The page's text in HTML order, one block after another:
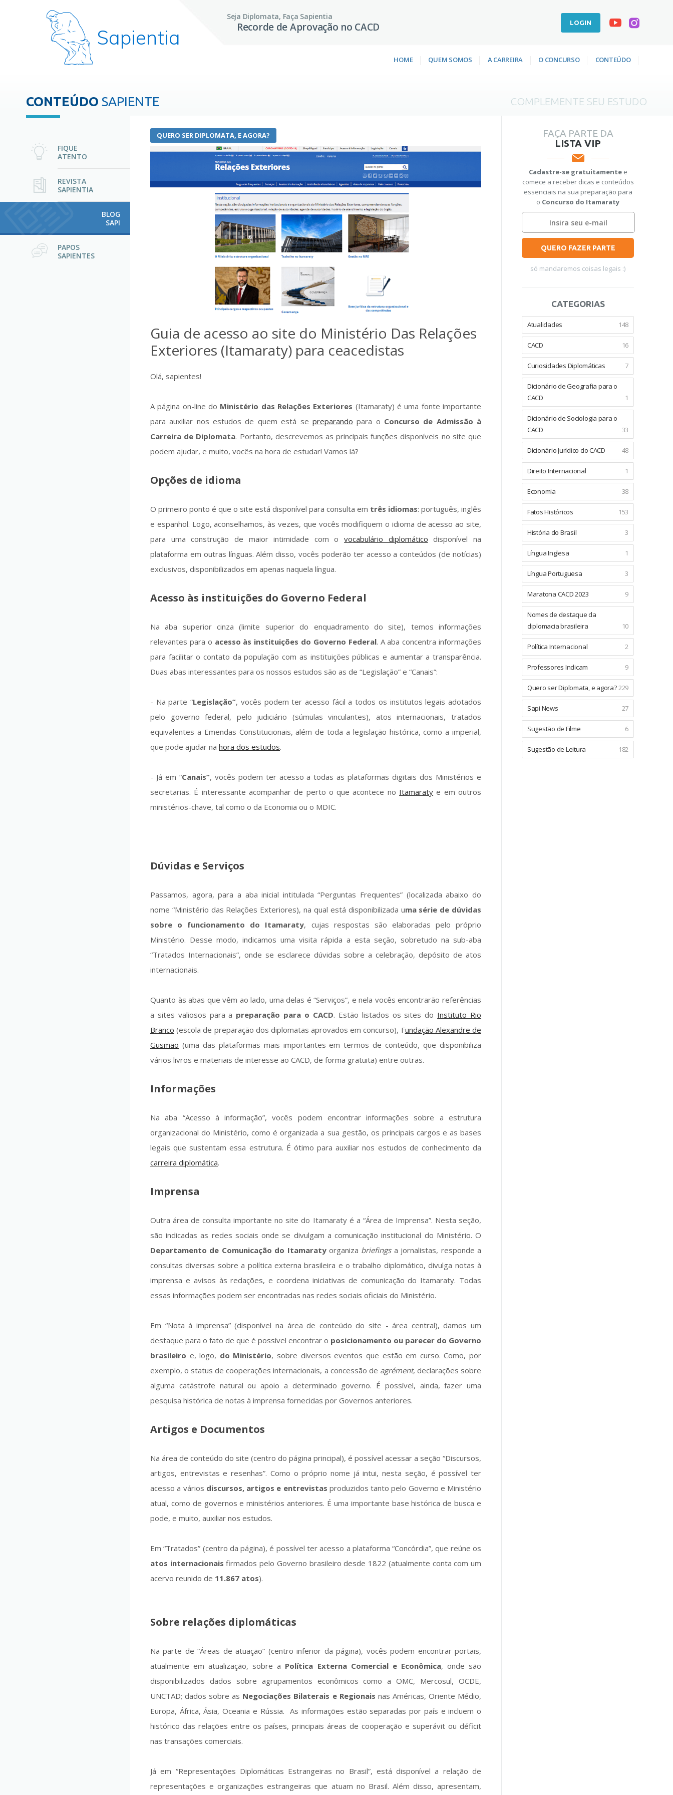
Sapientia
Seja Diplomata, Faça Sapientia
Recorde de Aprovação no CACD LOGIN
HOME QUEM SOMOS A CARREIRA O CONCURSO CONTEÚDO
CONTEÚDO SAPIENTE COMPLEMENTE SEU ESTUDO
FIQUE
ATENTO
REVISTA
SAPIENTIA
BLOG
SAPI
PAPOS
SAPIENTES
QUERO SER DIPLOMATA, E AGORA?
Guia de acesso ao site do Ministério Das Relações
Exteriores (Itamaraty) para ceacedistas
Olá, sapientes!
A página on-line do Ministério das Relações Exteriores (Itamaraty) é uma fonte importante
para auxiliar nos estudos de quem está se preparando para o Concurso de Admissão à
Carreira de Diplomata. Portanto, descrevemos as principais funções disponíveis no site que
podem ajudar, e muito, vocês na hora de estudar! Vamos lá?
Opções de idioma
O primeiro ponto é que o site está disponível para consulta em três idiomas: português, inglês
e espanhol. Logo, aconselhamos, às vezes, que vocês modifiquem o idioma de acesso ao site,
para uma construção de maior intimidade com ovocabulário diplomático disponível na
plataforma em outras línguas. Além disso, vocês poderão ter acesso a conteúdos (de notícias)
exclusivos, disponibilizados em apenas naquela língua.
Acesso às instituições do Governo Federal
Na aba superior cinza (limite superior do enquadramento do site), temos informações
relevantes para o acesso às instituições do Governo Federal. A aba concentra informações
para facilitar o contato da população com as instituições públicas e aumentar a transparência.
Duas abas interessantes para os nossos estudos são as de “Legislação” e “Canais”:
- Na parte “Legislação”, vocês podem ter acesso fácil a todos os institutos legais adotados
pelo governo federal, pelo judiciário (súmulas vinculantes), atos internacionais, tratados
equivalentes a Emendas Constitucionais, além de toda a legislação histórica, como a imperial,
que pode ajudar na hora dos estudos.
- Já em “Canais”, vocês podem ter acesso a todas as plataformas digitais dos Ministérios e
secretarias. É interessante acompanhar de perto o que acontece no Itamaraty e em outros
ministérios-chave, tal como o da Economia ou o MDIC.
Dúvidas e Serviços
Passamos, agora, para a aba inicial intitulada “Perguntas Frequentes” (localizada abaixo do
nome “Ministério das Relações Exteriores), na qual está disponibilizada uma série de dúvidas
sobre o funcionamento do Itamaraty, cujas respostas são elaboradas pelo próprio
Ministério. Desse modo, indicamos uma visita rápida a esta seção, sobretudo na sub-aba
“Tratados Internacionais”, onde se esclarece dúvidas sobre a celebração, depósito de atos
internacionais.
Quanto às abas que vêm ao lado, uma delas é “Serviços”, e nela vocês encontrarão referências
a sites valiosos para a preparação para o CACD. Estão listados os sites do Instituto Rio
Branco (escola de preparação dos diplomatas aprovados em concurso), Fundação Alexandre de
Gusmão (uma das plataformas mais importantes em termos de conteúdo, que disponibiliza
vários livros e materiais de interesse ao CACD, de forma gratuita) entre outras.
Informações
Na aba “Acesso à informação”, vocês podem encontrar informações sobre a estrutura
organizacional do Ministério, como é organizada a sua gestão, os principais cargos e as bases
legais que sustentam essa estrutura. É ótimo para auxiliar nos estudos de conhecimento da
carreira diplomática.
Imprensa
Outra área de consulta importante no site do Itamaraty é a “Área de Imprensa”. Nesta seção,
são indicadas as redes sociais onde se divulgam a comunicação institucional do Ministério. O
Departamento de Comunicação do Itamaratyorganiza briefingsa jornalistas, responde a
consultas diversas sobre a política externa brasileira e o trabalho diplomático, divulga notas à
imprensa e avisos às redações, e coordena iniciativas de comunicação do Itamaraty. Todas
essas informações podem ser encontradas nas redes sociais oficiais do Ministério.
Em “Nota à imprensa” (disponível na área de conteúdo do site - área central), damos um
destaque para o fato de que é possível encontrar o posicionamento ou parecer do Governo
brasileiro e, logo, do Ministério, sobre diversos eventos que estão em curso. Como, por
exemplo, o status de cooperações internacionais, a concessão de agrément, declarações sobre
alguma catástrofe natural ou apoio a determinado governo. É possível, ainda, fazer uma
pesquisa histórica de notas à imprensa fornecidas por Governos anteriores.
Artigos e Documentos
Na área de conteúdo do site (centro do página principal), é possível acessar a seção “Discursos,
artigos, entrevistas e resenhas”. Como o próprio nome já intui, nesta seção, é possível ter
acesso a vários discursos, artigos e entrevistas produzidos tanto pelo Governo e Ministério
atual, como de governos e ministérios anteriores. É uma importante base histórica de busca e
pode, e muito, auxiliar nos estudos.
Em “Tratados” (centro da página), é possível ter acesso a plataforma “Concórdia”, que reúne os
atos internacionais firmados pelo Governo brasileiro desde 1822 (atualmente conta com um
acervo reunido de 11.867 atos).
Sobre relações diplomáticas
Na parte de “Áreas de atuação” (centro inferior da página), vocês podem encontrar portais,
atualmente em atualização, sobre a Política Externa Comercial e Econômica, onde são
disponibilizados dados sobre agrupamentos econômicos como a OMC, Mercosul, OCDE,
UNCTAD; dados sobre as Negociações Bilaterais e Regionais nas Américas, Oriente Médio,
Europa, África, Ásia, Oceania e Rússia. As informações estão separadas por país e incluem o
histórico das relações entre os países, principais áreas de cooperação e superávit ou déficit
nas transações comerciais.
Já em “Representações Diplomáticas Estrangeiras no Brasil”, está disponível a relação de
representações e organizações estrangeiras que atuam no Brasil. Além disso, apresentam,
FAÇA PARTE DA
LISTA VIP
Cadastre-se gratuitamentee
comece a receber dicas e conteúdos
essenciais na sua preparação para
o Concurso do Itamaraty
QUERO FAZER PARTE
só mandaremos coisas legais :)
CATEGORIAS
Atualidades 148
CACD 16
Curiosidades Diplomáticas 7
Dicionário de Geografia para o
CACD
1
Dicionário de Sociologia para o
CACD
33
Dicionário Jurídico do CACD 48
Direito Internacional 1
Economia 38
Fatos Históricos 153
História do Brasil 3
Língua Inglesa 1
Língua Portuguesa 3
Maratona CACD 2023 9
Nomes de destaque da
diplomacia brasileira
10
Política Internacional 2
Professores Indicam 9
Quero ser Diplomata, e agora?229
Sapi News 27
Sugestão de Filme 6
Sugestão de Leitura 182